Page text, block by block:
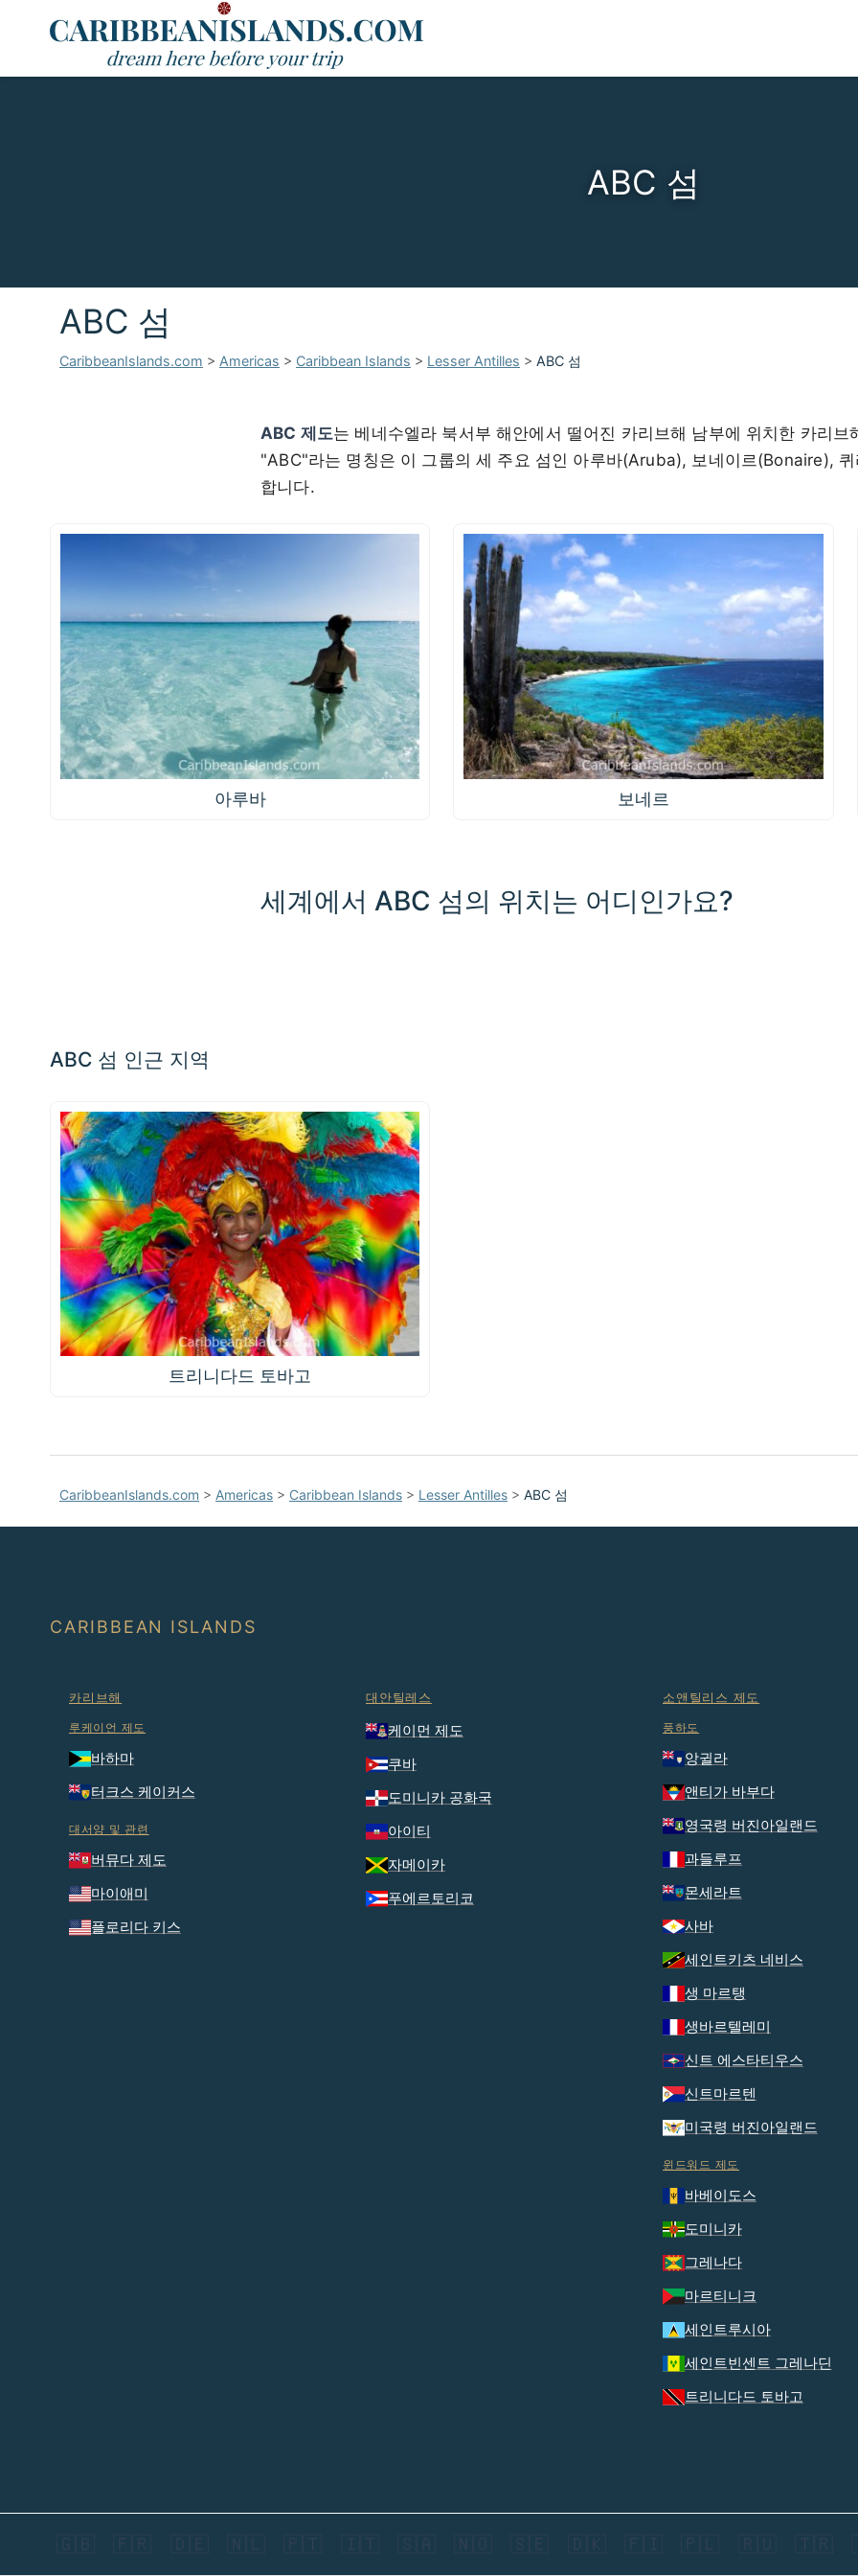
ABC 섬
ABC 섬
CaribbeanIslands.com > Americas > Caribbean Islands > Lesser Antilles > ABC 섬
ABC 제도는 베네수엘라 북서부 해안에서 떨어진 카리브해 남부에 위치한 카리브
"ABC"라는 명칭은 이 그룹의 세 주요 섬인 아루바(Aruba), 보네이르(Bonaire),
합니다.
아루바 보네르
세계에서 ABC 섬의 위치는 어디인가요?
1000 km / 621.4 mi
이
ABC 섬 인근 지역
트리니다드 토바고
CaribbeanIslands.com > Americas > Caribbean Islands > Lesser Antilles > ABC 섬
CARIBBEAN ISLANDS
카리브해
루케이언 제도
바하마
터크스 케이커스
대서양 및 관련
버뮤다 제도
마이애미
플로리다 키스
대안틸레스
케이먼 제도
쿠바
도미니카 공화국
아이티
자메이카
푸에르토리코
소앤틸리스 제도
풍하도
앙귈라
앤티가 바부다
영국령 버진아일랜드
과들루프
몬세라트
사바
세인트키츠 네비스
생 마르탱
생바르텔레미
신트 에스타티우스
신트마르텐
미국령 버진아일랜드
윈드워드 제도
바베이도스
도미니카
그레나다
마르티니크
세인트루시아
세인트빈센트 그레나딘
트리니다드 토바고
🇬🇧 🇫🇷 🇩🇪 🇳🇱 🇵🇹 🇮🇹 🇸🇦 🇳🇴 🇸🇪 🇩🇰 🇫🇮 🇵🇱 🇷🇺 🇹🇷